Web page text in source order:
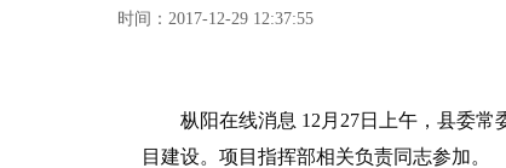
时间：2017-12-29 12:37:55
枞阳在线消息 12月27日上午，县委常
目建设。项目指挥部相关负责同志参加。